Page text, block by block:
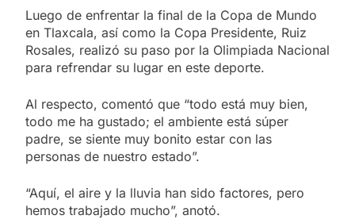
Luego de enfrentar la final de la Copa de Mundo
en Tlaxcala, así como la Copa Presidente, Ruiz
Rosales, realizó su paso por la Olimpiada Nacional
para refrendar su lugar en este deporte.
Al respecto, comentó que “todo está muy bien,
todo me ha gustado; el ambiente está súper
padre, se siente muy bonito estar con las
personas de nuestro estado”.
“Aquí, el aire y la lluvia han sido factores, pero
hemos trabajado mucho”, anotó.